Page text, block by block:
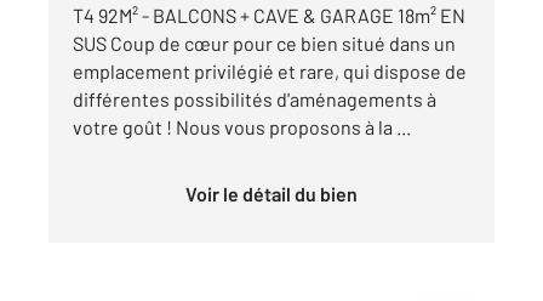
T4 92M² - BALCONS + CAVE & GARAGE 18m² EN
SUS Coup de cœur pour ce bien situé dans un
emplacement privilégié et rare, qui dispose de
différentes possibilités d'aménagements à
votre goût ! Nous vous proposons à la ...
Voir le détail du bien